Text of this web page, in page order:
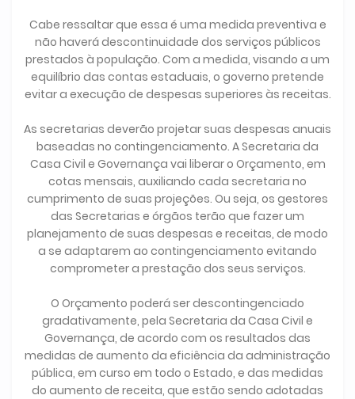
Cabe ressaltar que essa é uma medida preventiva e
não haverá descontinuidade dos serviços públicos
prestados à população. Com a medida, visando a um
equilíbrio das contas estaduais, o governo pretende
evitar a execução de despesas superiores às receitas.
As secretarias deverão projetar suas despesas anuais
baseadas no contingenciamento. A Secretaria da
Casa Civil e Governança vai liberar o Orçamento, em
cotas mensais, auxiliando cada secretaria no
cumprimento de suas projeções. Ou seja, os gestores
das Secretarias e órgãos terão que fazer um
planejamento de suas despesas e receitas, de modo
a se adaptarem ao contingenciamento evitando
comprometer a prestação dos seus serviços.
O Orçamento poderá ser descontingenciado
gradativamente, pela Secretaria da Casa Civil e
Governança, de acordo com os resultados das
medidas de aumento da eficiência da administração
pública, em curso em todo o Estado, e das medidas
do aumento de receita, que estão sendo adotadas